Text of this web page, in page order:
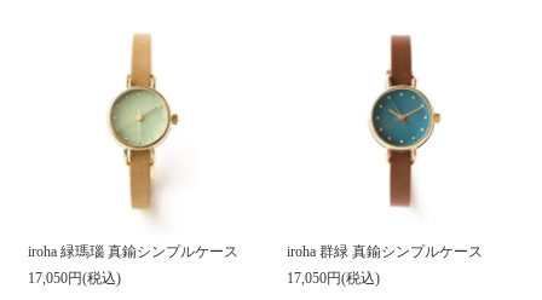
iroha 緑瑪瑙 真鍮シンプルケース
17,050円(税込)
iroha 群緑 真鍮シンプルケース
17,050円(税込)